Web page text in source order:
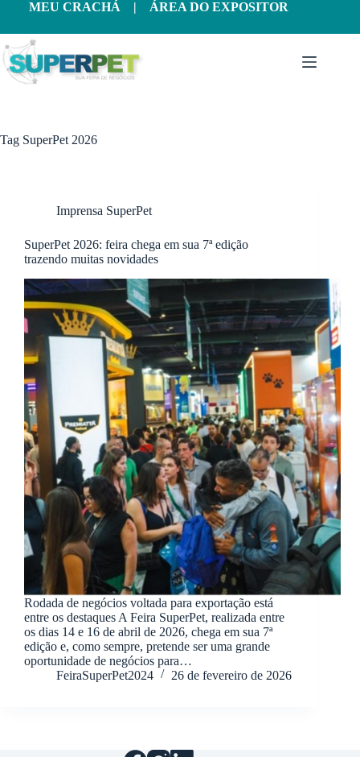
o
conteúdo
MEU CRACHÁ | ÁREA DO EXPOSITOR
Tag SuperPet 2026
Imprensa SuperPet
SuperPet 2026: feira chega em sua 7ª edição
trazendo muitas novidades
Rodada de negócios voltada para exportação está
entre os destaques A Feira SuperPet, realizada entre
os dias 14 e 16 de abril de 2026, chega em sua 7ª
edição e, como sempre, pretende ser uma grande
oportunidade de negócios para…
FeiraSuperPet2024
26 de fevereiro de 2026